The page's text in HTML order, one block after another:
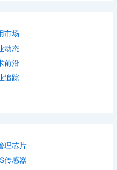
市场
动态
前沿
追踪
理芯片
传感器